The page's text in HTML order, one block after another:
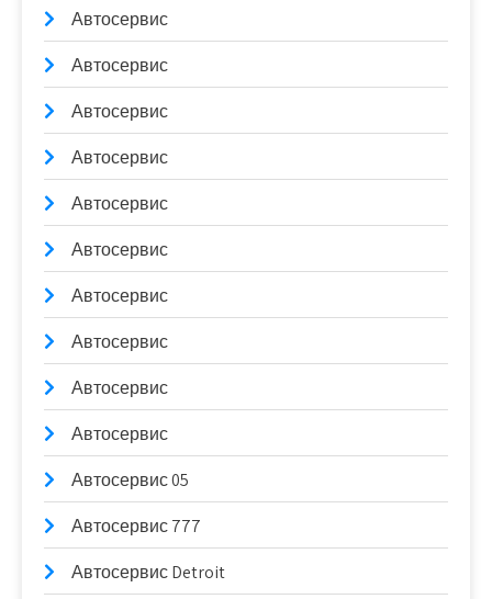
Автосервис
Автосервис
Автосервис
Автосервис
Автосервис
Автосервис
Автосервис
Автосервис
Автосервис
Автосервис
Автосервис 05
Автосервис 777
Автосервис Detroit